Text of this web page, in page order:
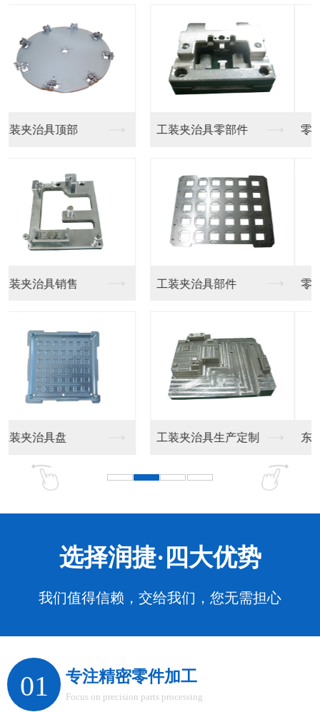
零器件精密加工
零器件加工 东莞精密零件厂家
东莞精密零件加工
选择润捷·四大优势
我们值得信赖，交给我们，您无需担心
01 专注精密零件加工
Focus on precision parts processing